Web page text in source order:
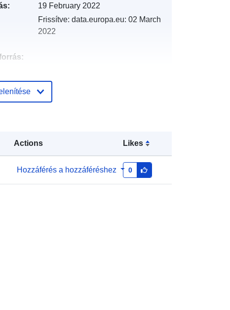
Actions Likes
Hozzáférés a hozzáféréshez 0
19 February 2022
Frissítve: data.europa.eu: 02 March
2022
http://catalogue.geo-
ide.developpement-
durable.gouv.fr/service/fr-
120066022-srv-b7beffc7-0020-
4307-bf1d-87d3285647bd